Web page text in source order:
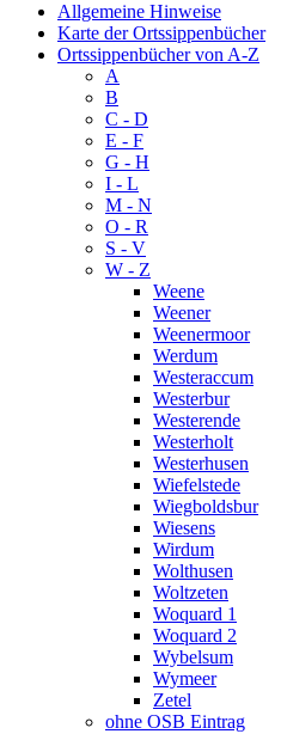
Allgemeine Hinweise
Karte der Ortssippenbücher
Ortssippenbücher von A-Z
A
B
C - D
E - F
G - H
I - L
M - N
O - R
S - V
W - Z
Weene
Weener
Weenermoor
Werdum
Westeraccum
Westerbur
Westerende
Westerholt
Westerhusen
Wiefelstede
Wiegboldsbur
Wiesens
Wirdum
Wolthusen
Woltzeten
Woquard 1
Woquard 2
Wybelsum
Wymeer
Zetel
ohne OSB Eintrag